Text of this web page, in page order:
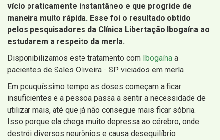
vício praticamente instantâneo e que progride de
maneira muito rápida. Esse foi o resultado obtido
pelos pesquisadores da Clínica Libertação Ibogaína ao
estudarem a respeito da merla.
Disponibilizamos este tratamento com Ibogaína a
pacientes de Sales Oliveira - SP viciados em merla
Em pouquíssimo tempo as doses começam a ficar
insuficientes e a pessoa passa a sentir a necessidade de
utilizar mais, até que já não consegue mais ficar sóbria.
Isso porque ela chega muito depressa ao cérebro, onde
destrói diversos neurônios e causa desequilíbrio